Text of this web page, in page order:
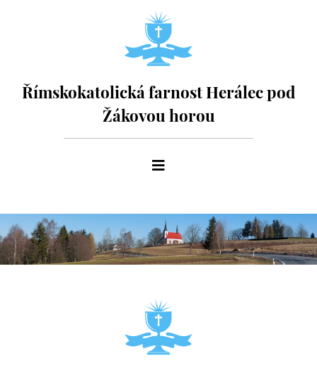
Římskokatolická farnost Herálec pod
Žákovou horou